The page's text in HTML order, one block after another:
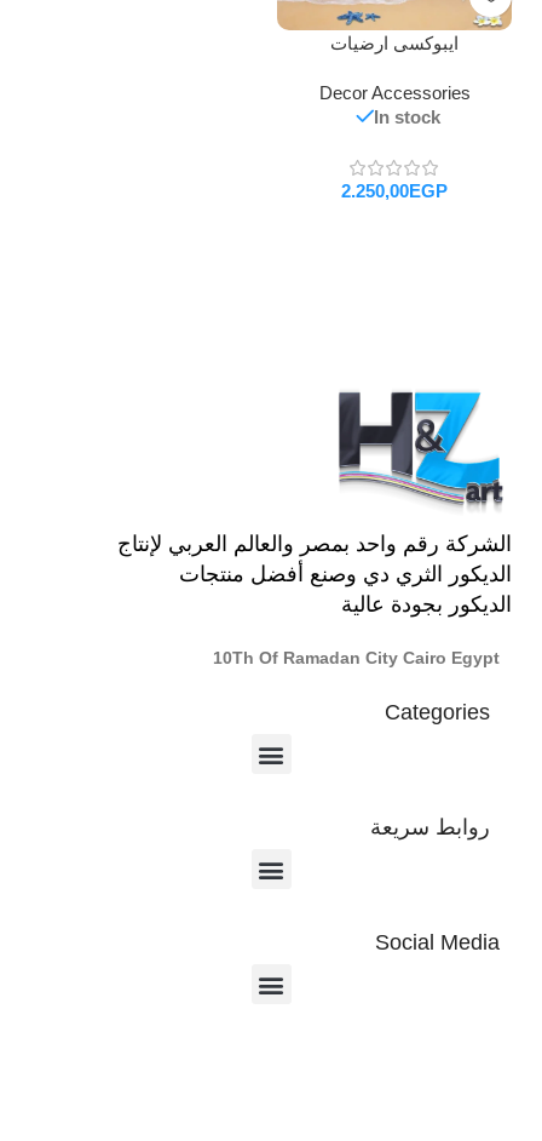
ايبوكسى ارضيات
Decor Accessories
In stock
EGP
الشركة رقم واحد بمصر والعالم العربي لإنتاج
الديكور الثري دي وصنع أفضل منتجات
الديكور بجودة عالية
10Th Of Ramadan City Cairo Egypt
Categories
روابط سريعة
Social Media